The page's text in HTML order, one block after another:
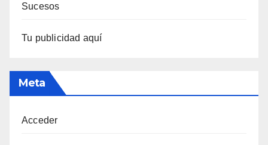
Sucesos
Tu publicidad aquí
Meta
Acceder